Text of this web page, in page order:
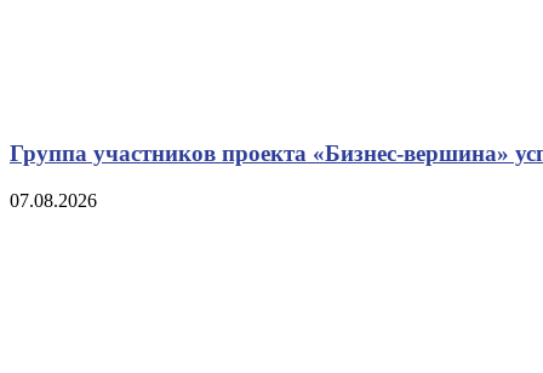
Группа участников проекта «Бизнес‑вершина»
07.08.2026